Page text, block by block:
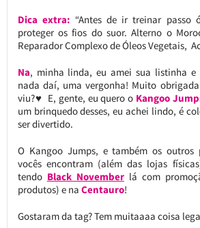
Dica extra: “Antes de ir treinar passo
proteger os fios do suor. Alterno o
Reparador Complexo de Óleos Vegetais,
Na, minha linda, eu amei sua listinha e
nada daí, uma vergonha! Muito
viu?♥ E, gente, eu quero o Kangoo
um brinquedo desses, eu achei lindo, é
ser divertido.
O Kangoo Jumps, e também os outros
vocês encontram (além das lojas
tendo Black Novemberlá com
produtos) e na Centauro!
Gostaram da tag? Tem muitaaaa coisa